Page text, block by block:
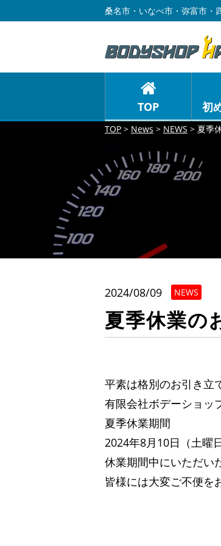
桑名市・いなべ市・弥富市・
TOP 初
TOP > News > NEWS > 夏季
2024/08/09 NEWS
夏季休業の
平素は格別のお引き立
有限会社ボデーショッ
夏季休業期間
2024年8月10日（土曜
休業期間中にいただい
皆様には大変ご不便を